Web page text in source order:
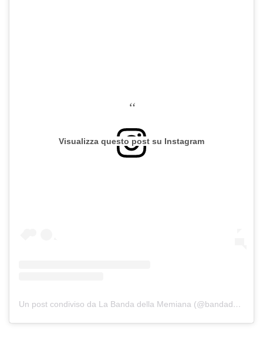
Visualizza questo post su Instagram
Un post condiviso da La Banda della Memiana (@bandadellamemiana)